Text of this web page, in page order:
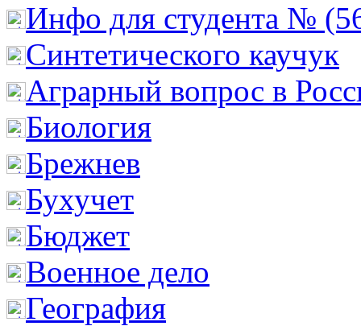
Инфо для студента №
Cинтетического каучук
Аграрный вопрос в
Биология
Брежнев
Бухучет
Бюджет
Военное дело
География